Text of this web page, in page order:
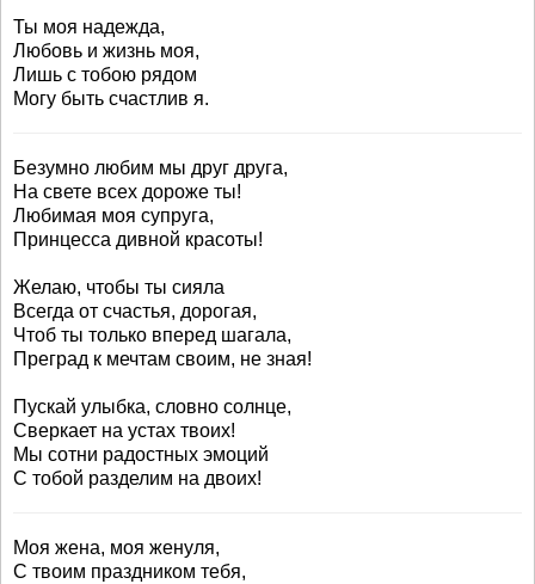
Ты моя надежда,
Любовь и жизнь моя,
Лишь с тобою рядом
Могу быть счастлив я.
Безумно любим мы друг друга,
На свете всех дороже ты!
Любимая моя супруга,
Принцесса дивной красоты!
Желаю, чтобы ты сияла
Всегда от счастья, дорогая,
Чтоб ты только вперед шагала,
Преград к мечтам своим, не зная!
Пускай улыбка, словно солнце,
Сверкает на устах твоих!
Мы сотни радостных эмоций
С тобой разделим на двоих!
Моя жена, моя женуля,
С твоим праздником тебя,